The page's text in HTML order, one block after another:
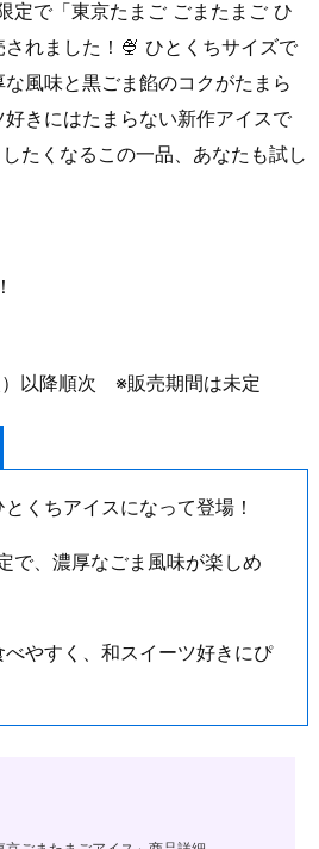
定で「東京たまご ごまたまご ひ
れました！🍨 ひとくちサイズで
風味と黒ごま餡のコクがたまら
きにはたまらない新作アイスで
たくなるこの一品、あなたも試し
以降順次 ※販売期間は未定
くちアイスになって登場！
で、濃厚なごま風味が楽しめ
べやすく、和スイーツ好きにぴ